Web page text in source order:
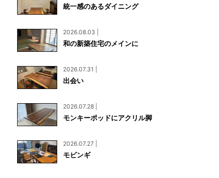
統一感のあるダイニング
2026.08.03 |
和の新築住宅のメインに
2026.07.31 |
出会い
2026.07.28 |
モンキーポッドにアクリル脚
2026.07.27 |
モビンギ